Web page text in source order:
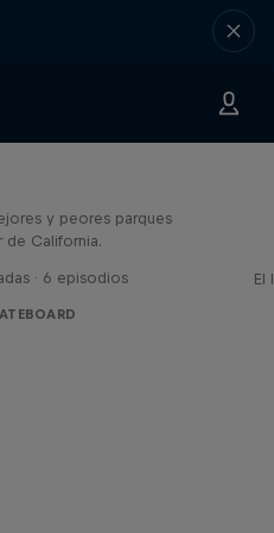
y peores parques
de California.
· 6 episodios El